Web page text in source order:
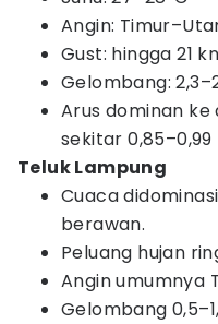
Angin:
Gust: hingga 21
Gelombang:
Arus dominan
sekitar 0,85–0,99
Teluk Lampung
Cuaca
berawan.
Peluang hujan
Angin umumnya
Gelombang